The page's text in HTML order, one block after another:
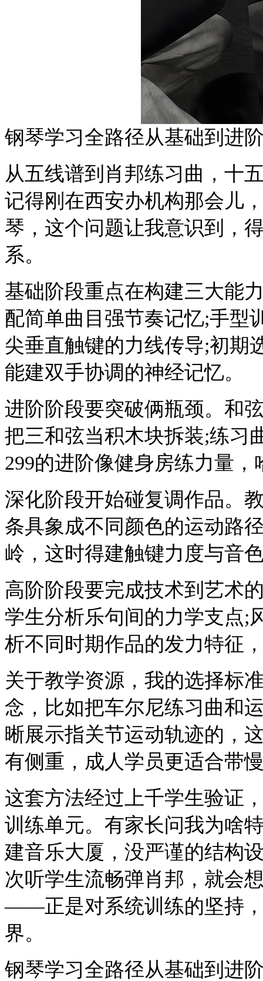
钢琴学习全路径从基础到进
从五线谱到肖邦练习曲，十
记得刚在西安办机构那会儿
琴，这个问题让我意识到，
系。
基础阶段重点在构建三大能
配简单曲目强节奏记忆;手型
尖垂直触键的力线传导;初期
能建双手协调的神经记忆。
进阶阶段要突破俩瓶颈。和
把三和弦当积木块拆装;练习
299的进阶像健身房练力量
深化阶段开始碰复调作品。
条具象成不同颜色的运动路
岭，这时得建触键力度与音
高阶阶段要完成技术到艺术
学生分析乐句间的力学支点;
析不同时期作品的发力特征
关于教学资源，我的选择标
念，比如把车尔尼练习曲和
晰展示指关节运动轨迹的，
有侧重，成人学员更适合带
这套方法经过上千学生验证
训练单元。有家长问我为啥
建音乐大厦，没严谨的结构
次听学生流畅弹肖邦，就会
——正是对系统训练的坚持
界。
钢琴学习全路径从基础到进